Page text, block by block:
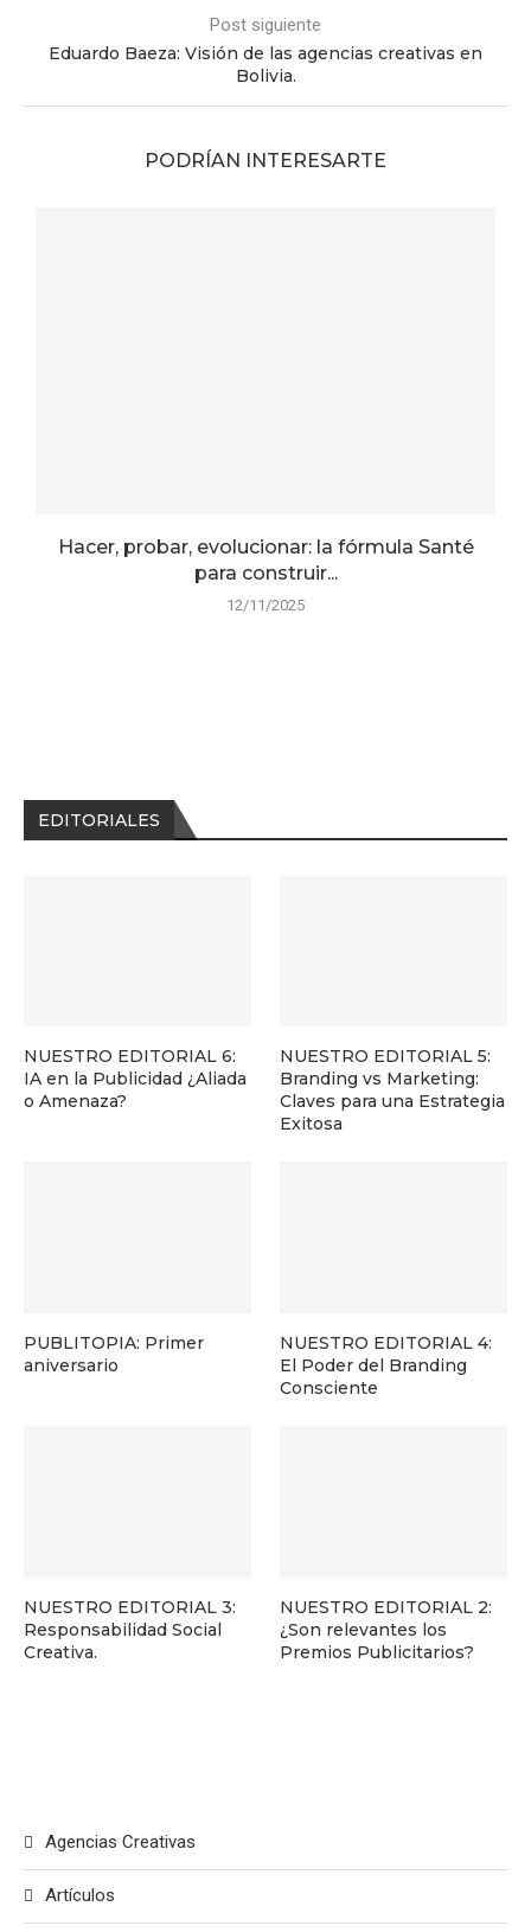
Post siguiente
Eduardo Baeza: Visión de las agencias creativas en
Bolivia.
PODRÍAN INTERESARTE
Hacer, probar, evolucionar: la fórmula Santé
para construir...
12/11/2025
EDITORIALES
NUESTRO EDITORIAL 6:
IA en la Publicidad ¿Aliada
o Amenaza?
NUESTRO EDITORIAL 5:
Branding vs Marketing:
Claves para una Estrategia
Exitosa
PUBLITOPIA: Primer
aniversario
NUESTRO EDITORIAL 4:
El Poder del Branding
Consciente
NUESTRO EDITORIAL 3:
Responsabilidad Social
Creativa.
NUESTRO EDITORIAL 2:
¿Son relevantes los
Premios Publicitarios?
Agencias Creativas
Artículos